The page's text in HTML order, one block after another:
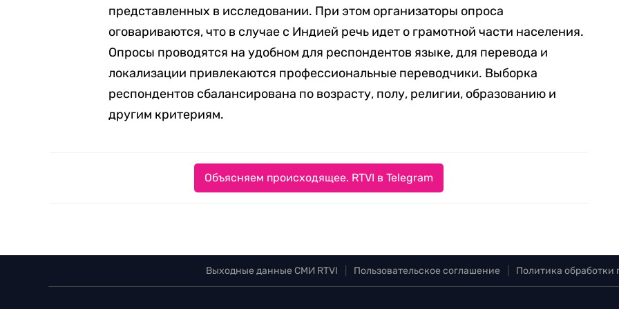
представленных в исследовании. При этом организаторы опроса
оговариваются, что в случае с Индией речь идет о грамотной части населения.
Опросы проводятся на удобном для респондентов языке, для перевода и
локализации привлекаются профессиональные переводчики. Выборка
респондентов сбалансирована по возрасту, полу, религии, образованию и
другим критериям.
Объясняем происходящее. RTVI в Telegram
Выходные данные СМИ RTVI Пользовательское соглашение Политика